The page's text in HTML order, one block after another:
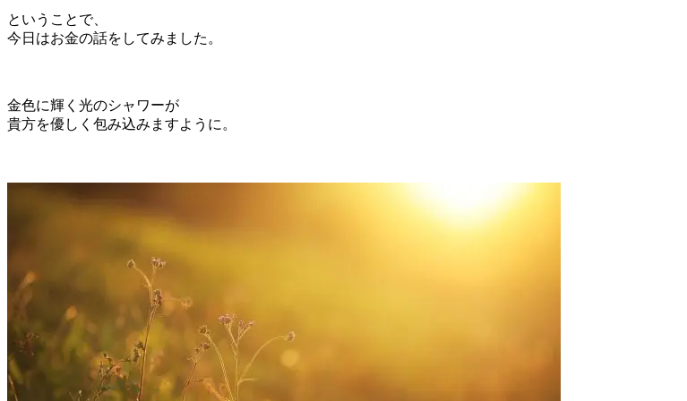
ということで、
今日はお金の話をしてみました。
金色に輝く光のシャワーが
貴方を優しく包み込みますように。